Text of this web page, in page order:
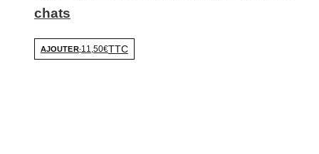
chats
AJOUTER-11,50€TTC